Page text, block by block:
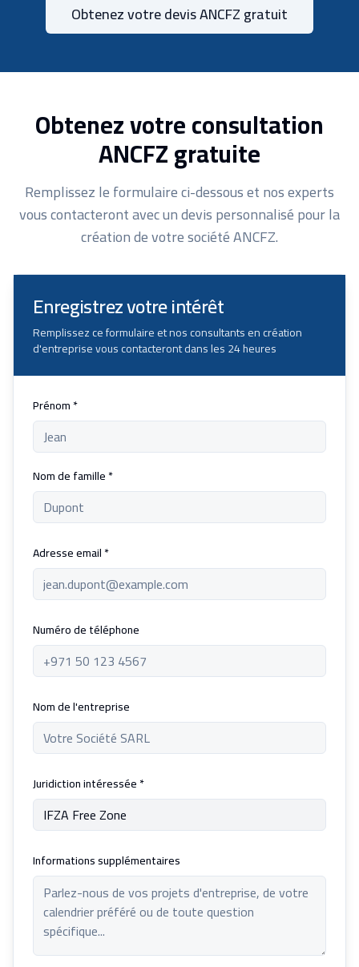
Obtenez votre devis ANCFZ gratuit
Obtenez votre consultation
ANCFZ gratuite
Remplissez le formulaire ci-dessous et nos experts
vous contacteront avec un devis personnalisé pour la
création de votre société ANCFZ.
Enregistrez votre intérêt
Remplissez ce formulaire et nos consultants en création
d'entreprise vous contacteront dans les 24 heures
Prénom *
Nom de famille *
Adresse email *
Numéro de téléphone
Nom de l'entreprise
Juridiction intéressée *
Informations supplémentaires